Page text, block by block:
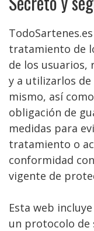
tratamiento de
de los usuarios,
y a utilizarlos
mismo, así
obligación de
medidas para
tratamiento o
conformidad
vigente de
Esta web
un protocolo de